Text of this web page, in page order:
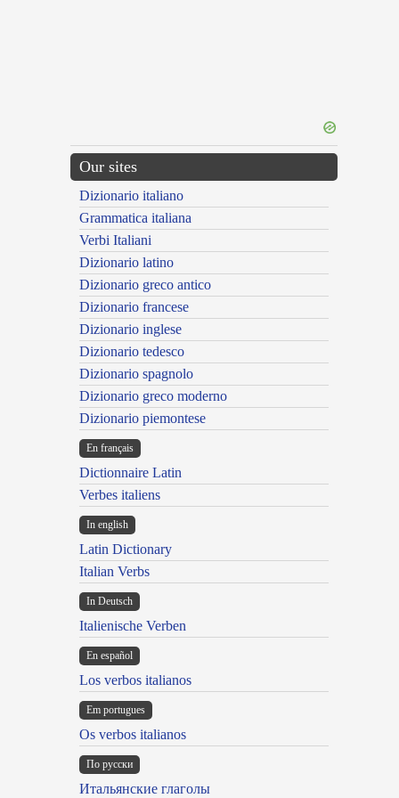
Our sites
Dizionario italiano
Grammatica italiana
Verbi Italiani
Dizionario latino
Dizionario greco antico
Dizionario francese
Dizionario inglese
Dizionario tedesco
Dizionario spagnolo
Dizionario greco moderno
Dizionario piemontese
En français
Dictionnaire Latin
Verbes italiens
In english
Latin Dictionary
Italian Verbs
In Deutsch
Italienische Verben
En español
Los verbos italianos
Em portugues
Os verbos italianos
По русски
Итальянские глаголы